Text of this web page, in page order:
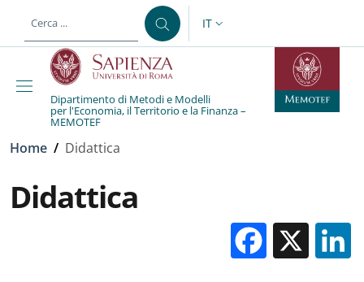
al contenuto principale
SELETTORE LINGUA:
IT
Dipartimento di Metodi e Modelli
per l'Economia, il Territorio e la Finanza –
MEMOTEF
Briciole di pane
Home / Didattica
Didattica
X